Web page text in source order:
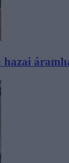
hazai